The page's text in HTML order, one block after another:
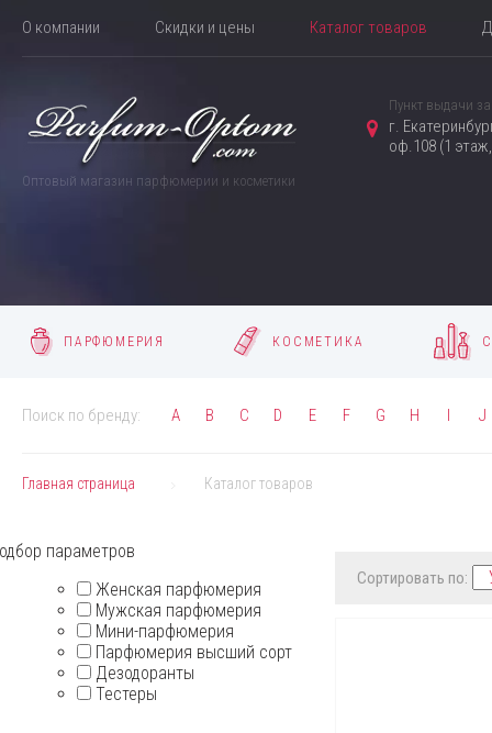
О компании Скидки и цены Каталог товаров
Оптовый магазин парфюмерии и косметики
Пункт выдачи
г.
оф.108 (1
ПАРФЮМЕРИЯ КОСМЕТИКА
Поиск по бренду: A B C D E F G H I J
Главная страница Каталог товаров
параметров
Женская парфюмерия
Мужская парфюмерия
Мини-парфюмерия
Парфюмерия высший сорт
Дезодоранты
Тестеры
Сортировать по: